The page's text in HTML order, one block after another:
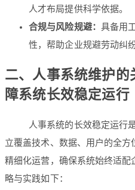
人才布局提供科学依据。
合规与风险规避： 具备用
性，帮助企业规避劳动纠
二、人事系统维护
障系统长效稳定运行
人事系统的长效稳定运行
立覆盖技术、数据、用户的全
精细化运营，确保系统始终适
略与实践如下：